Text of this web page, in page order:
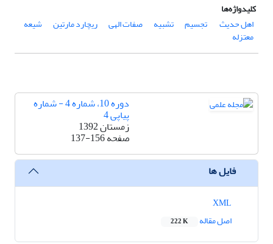
کلیدواژه‌ها
اهل حدیث
‌ تجسیم تشبیه صفات الهی ریچارد مارتین شیعه
معتزله
دوره 10، شماره 4 - شماره
پیاپی 4
زمستان 1392
صفحه137-156
فایل ها
اصل مقاله
222 K